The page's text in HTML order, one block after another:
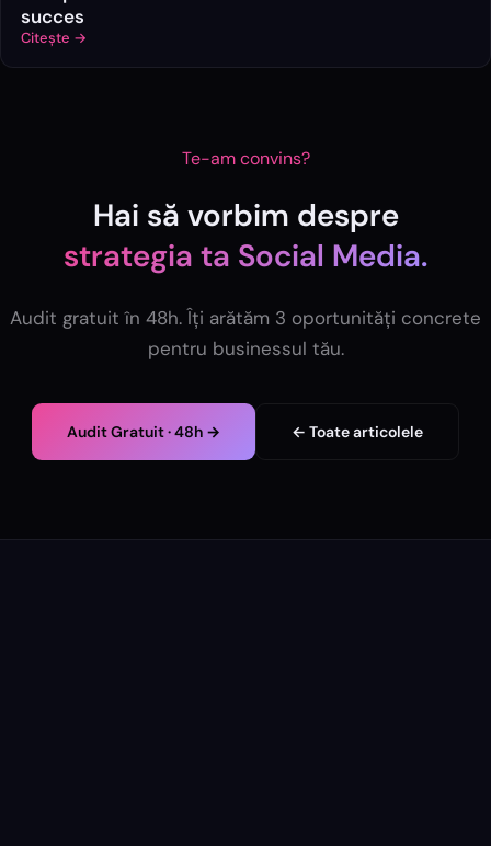
succes
Citește →
Te-am convins?
Hai să vorbim despre
strategia ta Social Media.
Audit gratuit în 48h. Îți arătăm 3 oportunități concrete
pentru businessul tău.
Audit Gratuit · 48h → ← Toate articolele